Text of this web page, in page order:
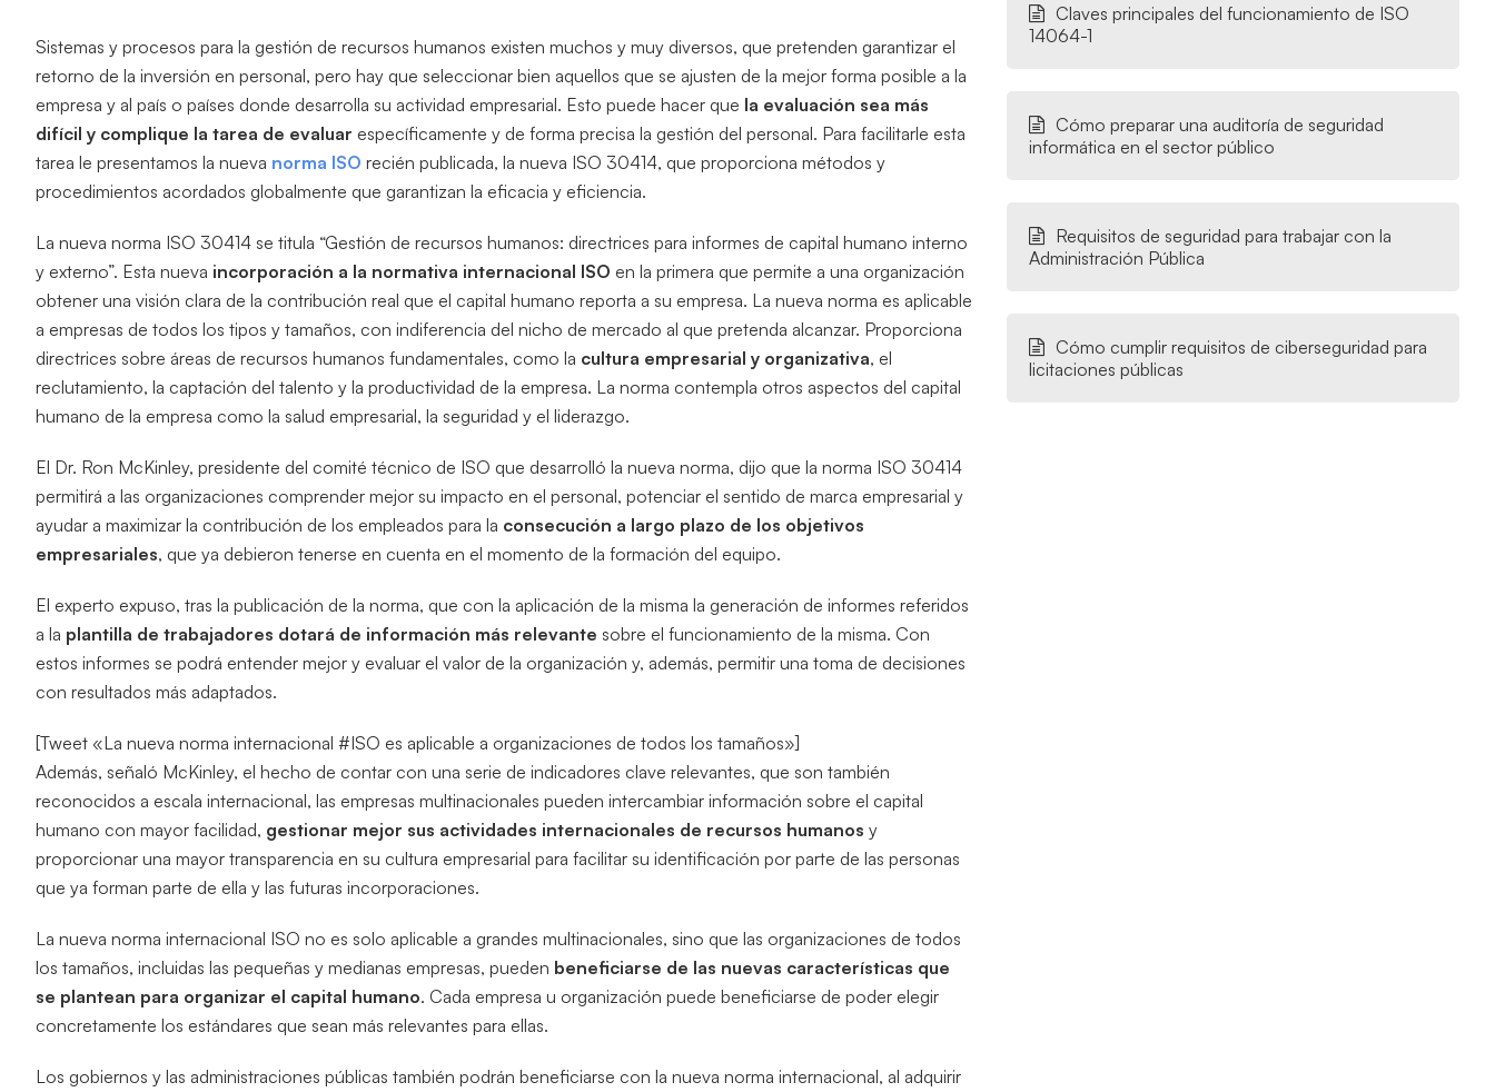
Sistemas y procesos para la gestión de recursos humanos existen muchos y muy diversos, que pretenden garantizar el
retorno de la inversión en personal, pero hay que seleccionar bien aquellos que se ajusten de la mejor forma posible a la
empresa y al país o países donde desarrolla su actividad empresarial. Esto puede hacer que la evaluación sea más
difícil y complique la tarea de evaluar específicamente y de forma precisa la gestión del personal. Para facilitarle esta
tarea le presentamos la nueva norma ISO recién publicada, la nueva ISO 30414, que proporciona métodos y
procedimientos acordados globalmente que garantizan la eficacia y eficiencia.
La nueva norma ISO 30414 se titula “Gestión de recursos humanos: directrices para informes de capital humano interno
y externo”. Esta nueva incorporación a la normativa internacional ISO en la primera que permite a una organización
obtener una visión clara de la contribución real que el capital humano reporta a su empresa. La nueva norma es aplicable
a empresas de todos los tipos y tamaños, con indiferencia del nicho de mercado al que pretenda alcanzar. Proporciona
directrices sobre áreas de recursos humanos fundamentales, como la cultura empresarial y organizativa, el
reclutamiento, la captación del talento y la productividad de la empresa. La norma contempla otros aspectos del capital
humano de la empresa como la salud empresarial, la seguridad y el liderazgo.
El Dr. Ron McKinley, presidente del comité técnico de ISO que desarrolló la nueva norma, dijo que la norma ISO 30414
permitirá a las organizaciones comprender mejor su impacto en el personal, potenciar el sentido de marca empresarial y
ayudar a maximizar la contribución de los empleados para la consecución a largo plazo de los objetivos
empresariales, que ya debieron tenerse en cuenta en el momento de la formación del equipo.
El experto expuso, tras la publicación de la norma, que con la aplicación de la misma la generación de informes referidos
a la plantilla de trabajadores dotará de información más relevante sobre el funcionamiento de la misma. Con
estos informes se podrá entender mejor y evaluar el valor de la organización y, además, permitir una toma de decisiones
con resultados más adaptados.
[Tweet «La nueva norma internacional #ISO es aplicable a organizaciones de todos los tamaños»]
Además, señaló McKinley, el hecho de contar con una serie de indicadores clave relevantes, que son también
reconocidos a escala internacional, las empresas multinacionales pueden intercambiar información sobre el capital
humano con mayor facilidad, gestionar mejor sus actividades internacionales de recursos humanos y
proporcionar una mayor transparencia en su cultura empresarial para facilitar su identificación por parte de las personas
que ya forman parte de ella y las futuras incorporaciones.
La nueva norma internacional ISO no es solo aplicable a grandes multinacionales, sino que las organizaciones de todos
los tamaños, incluidas las pequeñas y medianas empresas, pueden beneficiarse de las nuevas características que
se plantean para organizar el capital humano. Cada empresa u organización puede beneficiarse de poder elegir
concretamente los estándares que sean más relevantes para ellas.
Los gobiernos y las administraciones públicas también podrán beneficiarse con la nueva norma internacional, al adquirir
Claves principales del funcionamiento de ISO
14064-1
Cómo preparar una auditoría de seguridad
informática en el sector público
Requisitos de seguridad para trabajar con la
Administración Pública
Cómo cumplir requisitos de ciberseguridad para
licitaciones públicas